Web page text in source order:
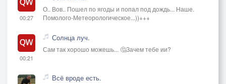
00:27
О.. Вов.. Пошел по ягоды и попал под дождь... Наше.
Помолого-Метеорологическое...))+++
00:21
Солнца луч.
Сам так хорошо можешь... 🤔Зачем тебе ии?
Всё вроде есть.